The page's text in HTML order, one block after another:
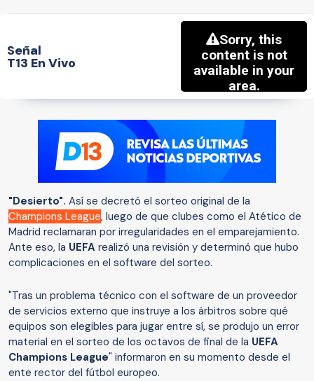
Señal
T13 En Vivo
"Desierto". Así se decretó el sorteo original de la
Champions League, luego de que clubes como el Atético de
Madrid reclamaran por irregularidades en el emparejamiento.
Ante eso, la UEFA realizó una revisión y determinó que hubo
complicaciones en el software del sorteo.
"Tras un problema técnico con el software de un proveedor
de servicios externo que instruye a los árbitros sobre qué
equipos son elegibles para jugar entre sí, se produjo un error
material en el sorteo de los octavos de final de la UEFA
Champions League" informaron en su momento desde el
ente rector del fútbol europeo.